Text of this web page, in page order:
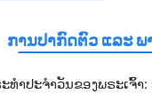
ການປາກົດຕົວ ແລະ ພ
ທຳປະຈຳວັນຂອງພຣະເຈົ້